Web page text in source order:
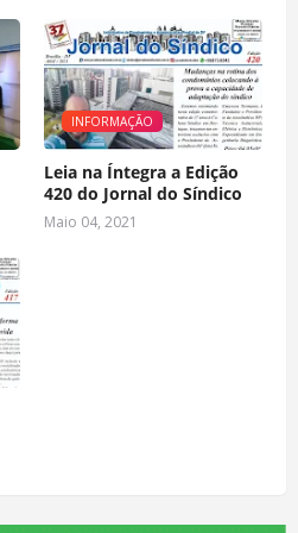
INFORMAÇÃO
Leia na Íntegra a Edição
420 do Jornal do Síndico
Maio 04, 2021